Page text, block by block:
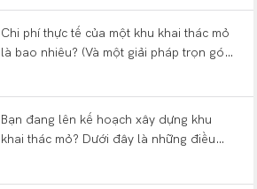
Chi phí thực tế của một khu khai thác mỏ
là bao nhiêu? (Và một giải pháp trọn gói
Bạn đang lên kế hoạch xây dựng khu
khai thác mỏ? Dưới đây là những điều